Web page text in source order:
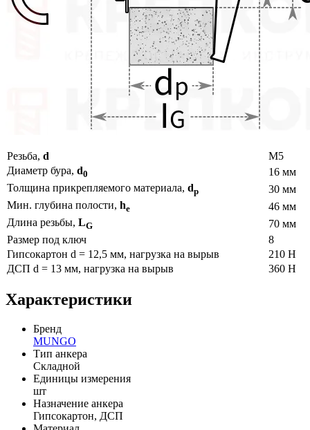
Резьба, d
M5
Диаметр бура, d0
16 мм
Толщина прикрепляемого материала, dp
30 мм
Мин. глубина полости, he
46 мм
Длина резьбы, LG
70 мм
Размер под ключ
8
Гипсокартон d = 12,5 мм, нагрузка на вырыв
210 Н
ДСП d = 13 мм, нагрузка на вырыв
360 Н
Характеристики
Бренд
MUNGO
Тип анкера
Складной
Единицы измерения
шт
Назначение анкера
Гипсокартон, ДСП